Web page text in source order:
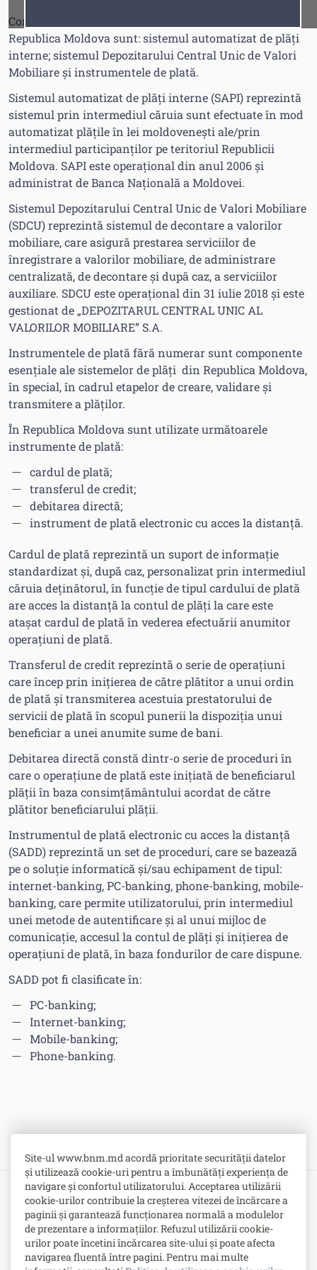
Site-ul www.bnm.md acordă prioritate securității datelor
și utilizează cookie-uri pentru a îmbunătăți experiența de
navigare și confortul utilizatorului. Acceptarea utilizării
cookie-urilor contribuie la creșterea vitezei de încărcare a
paginii și garantează funcționarea normală a modulelor
de prezentare a informațiilor. Refuzul utilizării cookie-
urilor poate încetini încărcarea site-ului și poate afecta
navigarea fluentă între pagini. Pentru mai multe
Componentele principale ale sistemelor de plăți din
Republica Moldova sunt: sistemul automatizat de plăți
interne; sistemul Depozitarului Central Unic de Valori
Mobiliare și instrumentele de plată.
Sistemul automatizat de plăți interne (SAPI) reprezintă
sistemul prin intermediul căruia sunt efectuate în mod
automatizat plățile în lei moldovenești ale/prin
intermediul participanților pe teritoriul Republicii
Moldova. SAPI este operațional din anul 2006 și
administrat de Banca Națională a Moldovei.
Sistemul Depozitarului Central Unic de Valori Mobiliare
(SDCU) reprezintă sistemul de decontare a valorilor
mobiliare, care asigură prestarea serviciilor de
înregistrare a valorilor mobiliare, de administrare
centralizată, de decontare și după caz, a serviciilor
auxiliare. SDCU este operațional din 31 iulie 2018 și este
gestionat de „DEPOZITARUL CENTRAL UNIC AL
VALORILOR MOBILIARE” S.A.
Instrumentele de plată fără numerar sunt componente
esențiale ale sistemelor de plăți din Republica Moldova,
în special, în cadrul etapelor de creare, validare și
transmitere a plăților.
În Republica Moldova sunt utilizate următoarele
instrumente de plată:
cardul de plată;
transferul de credit;
debitarea directă;
instrument de plată electronic cu acces la distanţă.
Cardul de plată reprezintă un suport de informație
standardizat și, după caz, personalizat prin intermediul
căruia deținătorul, în funcție de tipul cardului de plată
are acces la distanță la contul de plăți la care este
atașat cardul de plată în vederea efectuării anumitor
operațiuni de plată.
Transferul de credit reprezintă o serie de operațiuni
care încep prin inițierea de către plătitor a unui ordin
de plată și transmiterea acestuia prestatorului de
servicii de plată în scopul punerii la dispoziția unui
beneficiar a unei anumite sume de bani.
Debitarea directă constă dintr-o serie de proceduri în
care o operațiune de plată este inițiată de beneficiarul
plății în baza consimțământului acordat de către
plătitor beneficiarului plății.
Instrumentul de plată electronic cu acces la distanţă
(SADD) reprezintă un set de proceduri, care se bazează
pe o soluţie informatică și/sau echipament de tipul:
internet-banking, PC-banking, phone-banking, mobile-
banking, care permite utilizatorului, prin intermediul
unei metode de autentificare şi al unui mijloc de
comunicație, accesul la contul de plăți și iniţierea de
operaţiuni de plată, în baza fondurilor de care dispune.
SADD pot fi clasificate în:
PC-banking;
Internet-banking;
Mobile-banking;
Phone-banking.
Bulevardul Grigore Vieru nr. 1,
MD-2005, Chişinău, Republica Moldova
-Contacte